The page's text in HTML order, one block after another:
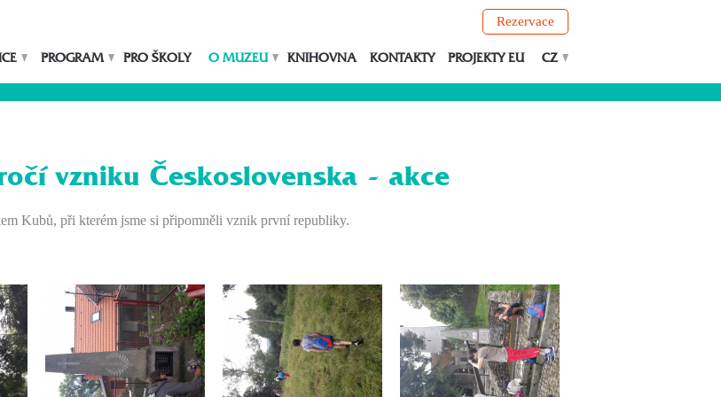
PROGRAM PRO ŠKOLY O MUZEU KNIHOVNA KONTAKTY PROJEKTY EU CZ
Rezervace
vzniku Československa - akce
Kubů, při kterém jsme si připomněli vznik první republiky.